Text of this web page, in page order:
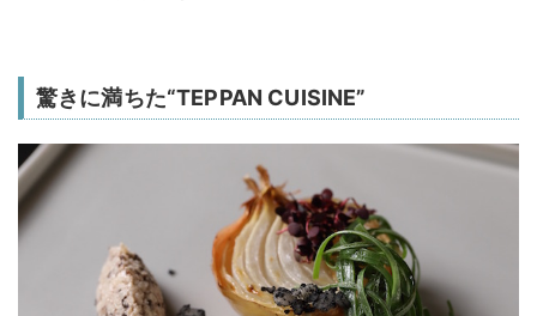
驚きに満ちた“TEPPAN CUISINE”